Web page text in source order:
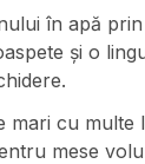
în apă
și o
mari cu multe
mese